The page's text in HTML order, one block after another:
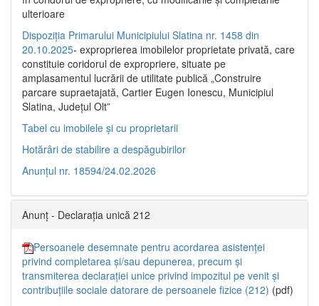
ulterioare
Dispoziția Primarului Municipiului Slatina nr. 1458 din
20.10.2025- exproprierea imobilelor proprietate privată, care
constituie coridorul de expropriere, situate pe
amplasamentul lucrării de utilitate publică „Construire
parcare supraetajată, Cartier Eugen Ionescu, Municipiul
Slatina, Județul Olt”
Tabel cu imobilele și cu proprietarii
Hotărâri de stabilire a despăgubirilor
Anunțul nr. 18594/24.02.2026
Anunț - Declarația unică 212
Persoanele desemnate pentru acordarea asistenței
privind completarea și/sau depunerea, precum și
transmiterea declarației unice privind impozitul pe venit și
contribuțiile sociale datorare de persoanele fizice (212) (pdf)